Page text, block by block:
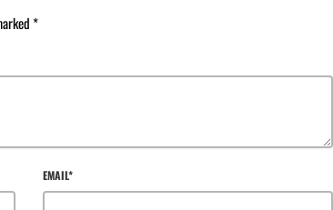
*
EMAIL*